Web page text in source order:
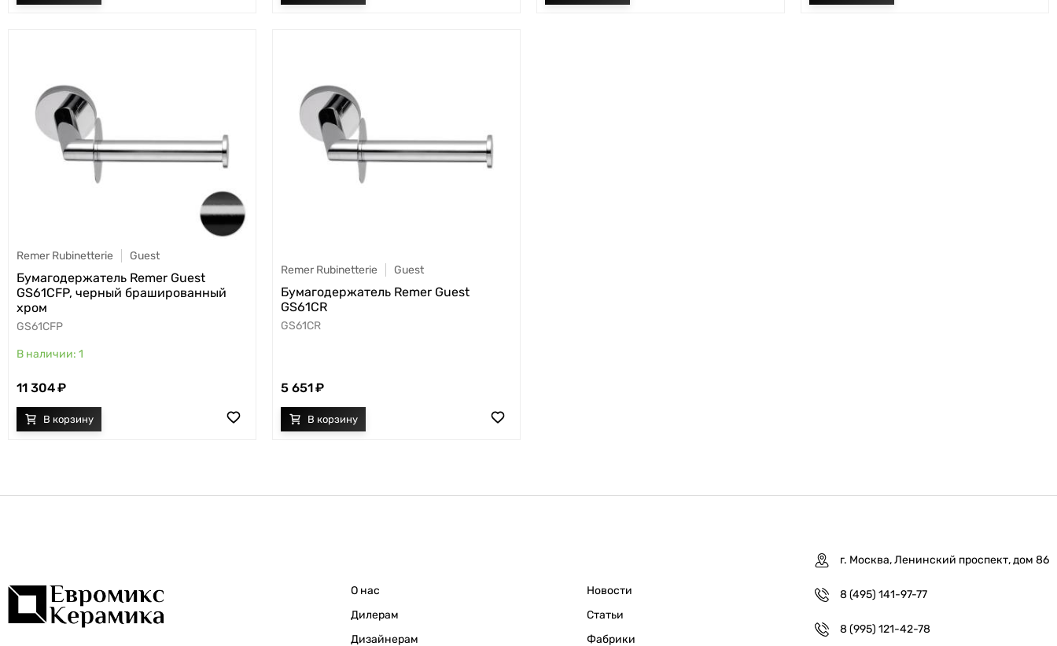
Remer Rubinetterie Guest
Бумагодержатель Remer Guest
GS61CFP, черный брашированный
хром
GS61CFP
1
11 304
Remer Rubinetterie Guest
Бумагодержатель Remer Guest
GS61CR
GS61CR
5 651
О нас
Дилерам
Дизайнерам
Новости
Статьи
Фабрики
г. Москва, Ленинский проспект, дом 86
8 (495) 141-97-77
8 (995) 121-42-78